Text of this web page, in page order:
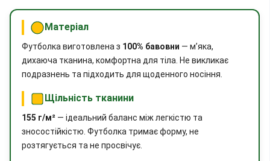
Матеріал
Футболка виготовлена з 100% бавовни — м’яка,
дихаюча тканина, комфортна для тіла. Не викликає
подразнень та підходить для щоденного носіння.
Щільність тканини
155 г/м² — ідеальний баланс між легкістю та
зносостійкістю. Футболка тримає форму, не
розтягується та не просвічує.